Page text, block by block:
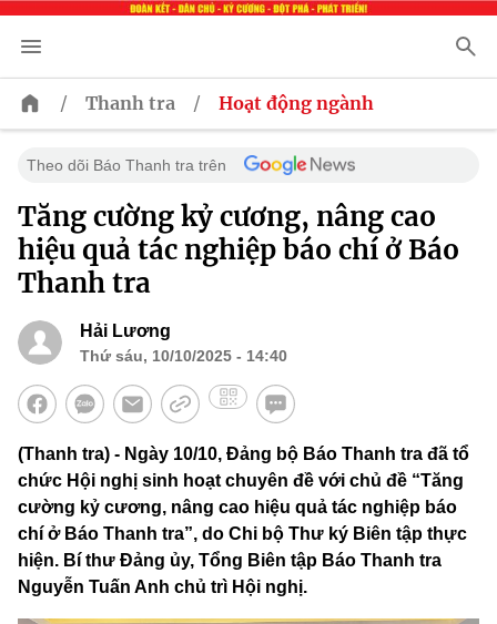
/ Thanh tra / Hoạt động ngành
Theo dõi Báo Thanh tra trên
Tăng cường kỷ cương, nâng cao
hiệu quả tác nghiệp báo chí ở Báo
Thanh tra
Hải Lương
Thứ sáu, 10/10/2025 - 14:40
(Thanh tra) - Ngày 10/10, Đảng bộ Báo Thanh tra đã tổ
chức Hội nghị sinh hoạt chuyên đề với chủ đề “Tăng
cường kỷ cương, nâng cao hiệu quả tác nghiệp báo
chí ở Báo Thanh tra”, do Chi bộ Thư ký Biên tập thực
hiện. Bí thư Đảng ủy, Tổng Biên tập Báo Thanh tra
Nguyễn Tuấn Anh chủ trì Hội nghị.